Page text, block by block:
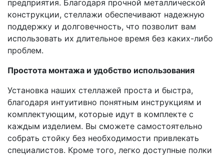
предприятия. Благодаря прочной металлической
конструкции, стеллажи обеспечивают надежную
поддержку и долговечность, что позволит вам
использовать их длительное время без каких-либо
проблем.
Простота монтажа и удобство использования
Установка наших стеллажей проста и быстра,
благодаря интуитивно понятным инструкциям и
комплектующим, которые идут в комплекте с
каждым изделием. Вы сможете самостоятельно
собрать стойку без необходимости привлекать
специалистов. Кроме того, легко доступные полки